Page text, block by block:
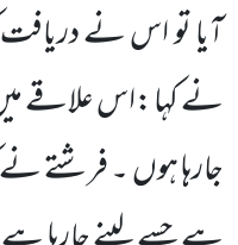
آیا تو اس نے
نے کہا :اس علاقے
جارہا ہوں ۔ فرشتے نے